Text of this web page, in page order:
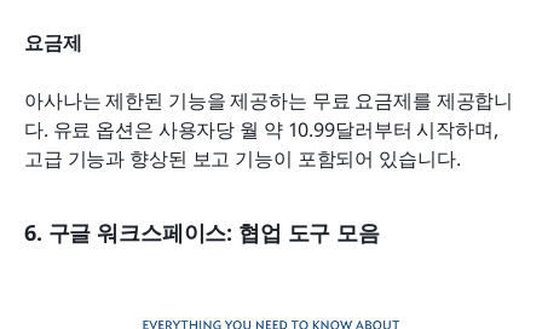
요금제
아사나는 제한된 기능을 제공하는 무료 요금제를 제공합니
다. 유료 옵션은 사용자당 월 약 10.99달러부터 시작하며,
고급 기능과 향상된 보고 기능이 포함되어 있습니다.
6. 구글 워크스페이스: 협업 도구 모음